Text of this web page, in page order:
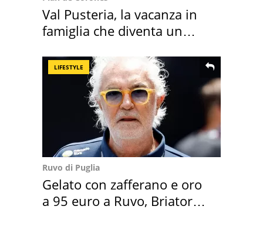
Val Pusteria, la vacanza in
famiglia che diventa un
LIFESTYLE
Ruvo di Puglia
Gelato con zafferano e oro
a 95 euro a Ruvo, Briatore